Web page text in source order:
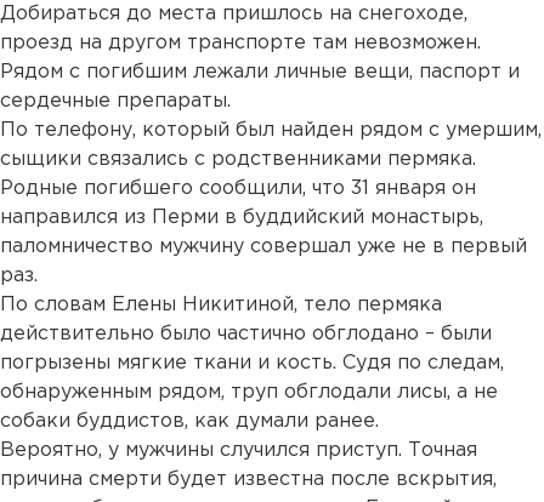
Добираться до места пришлось на снегоходе,
проезд на другом транспорте там невозможен.
Рядом с погибшим лежали личные вещи, паспорт и
сердечные препараты.
По телефону, который был найден рядом с умершим,
сыщики связались с родственниками пермяка.
Родные погибшего сообщили, что 31 января он
направился из Перми в буддийский монастырь,
паломничество мужчину совершал уже не в первый
раз.
По словам Елены Никитиной, тело пермяка
действительно было частично обглодано – были
погрызены мягкие ткани и кость. Судя по следам,
обнаруженным рядом, труп обглодали лисы, а не
собаки буддистов, как думали ранее.
Вероятно, у мужчины случился приступ. Точная
причина смерти будет известна после вскрытия,